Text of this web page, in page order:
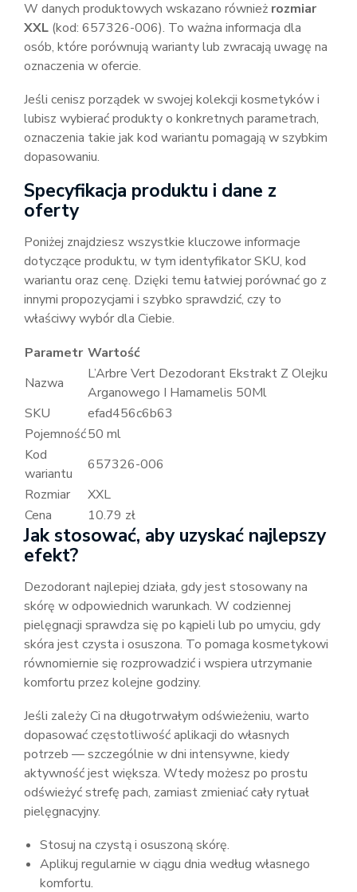
W danych produktowych wskazano również rozmiar
XXL (kod: 657326-006). To ważna informacja dla
osób, które porównują warianty lub zwracają uwagę na
oznaczenia w ofercie.
Jeśli cenisz porządek w swojej kolekcji kosmetyków i
lubisz wybierać produkty o konkretnych parametrach,
oznaczenia takie jak kod wariantu pomagają w szybkim
dopasowaniu.
Specyfikacja produktu i dane z
oferty
Poniżej znajdziesz wszystkie kluczowe informacje
dotyczące produktu, w tym identyfikator SKU, kod
wariantu oraz cenę. Dzięki temu łatwiej porównać go z
innymi propozycjami i szybko sprawdzić, czy to
właściwy wybór dla Ciebie.
Parametr Wartość
Nazwa
L’Arbre Vert Dezodorant Ekstrakt Z Olejku
Arganowego I Hamamelis 50Ml
SKU
efad456c6b63
Pojemność50 ml
Kod
wariantu
657326-006
Rozmiar
XXL
Cena
10.79 zł
Jak stosować, aby uzyskać najlepszy
efekt?
Dezodorant najlepiej działa, gdy jest stosowany na
skórę w odpowiednich warunkach. W codziennej
pielęgnacji sprawdza się po kąpieli lub po umyciu, gdy
skóra jest czysta i osuszona. To pomaga kosmetykowi
równomiernie się rozprowadzić i wspiera utrzymanie
komfortu przez kolejne godziny.
Jeśli zależy Ci na długotrwałym odświeżeniu, warto
dopasować częstotliwość aplikacji do własnych
potrzeb — szczególnie w dni intensywne, kiedy
aktywność jest większa. Wtedy możesz po prostu
odświeżyć strefę pach, zamiast zmieniać cały rytuał
pielęgnacyjny.
Stosuj na czystą i osuszoną skórę.
Aplikuj regularnie w ciągu dnia według własnego
komfortu.